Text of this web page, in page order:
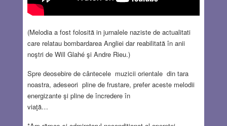
(Melodia a fost folosită in jurnalele naziste de actualitati
care relatau bombardarea Angliei dar reabilitată în anii
noştri de Will Glahé şi Andre Rieu.)
Spre deosebire de cântecele muzicii orientale din tara
noastra, adeseori pline de frustare, prefer aceste melodii
energizante şi pline de încredere în
viaţă…